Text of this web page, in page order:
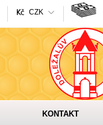
CZK
KONTAKT